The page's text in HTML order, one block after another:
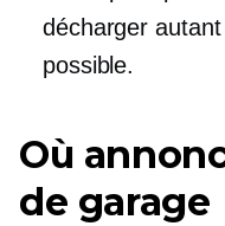
décharger
possible.
Où
de garage